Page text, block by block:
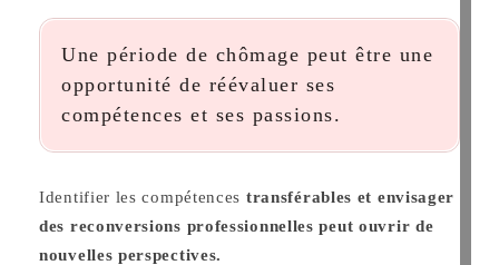
Une période de chômage peut être une
opportunité de réévaluer ses
compétences et ses passions.
Identifier les compétences transférables et envisager
des reconversions professionnelles peut ouvrir de
nouvelles perspectives.